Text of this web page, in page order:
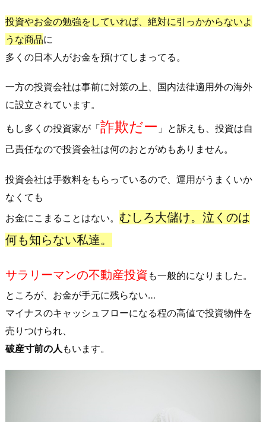
投資やお金の勉強をしていれば、絶対に引っかからないよ
うな商品に
多くの日本人がお金を預けてしまってる。
一方の投資会社は事前に対策の上、国内法律適用外の海外
に設立されています。
もし多くの投資家が「詐欺だー 」と訴えも、投資は自
己責任なので投資会社は何のおとがめもありません。
投資会社は手数料をもらっているので、運用がうまくいか
なくても
お金にこまることはない。 むしろ大儲け。泣くのは
何も知らない私達。
サラリーマンの不動産投資 も一般的になりました。
ところが、お金が手元に残らない…
マイナスのキャッシュフローになる程の高値で投資物件を
売りつけられ、
破産寸前の人 もいます。